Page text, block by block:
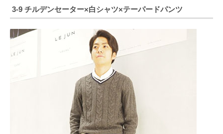
3-9 チルデンセーター×白シャツ×テーパードパンツ